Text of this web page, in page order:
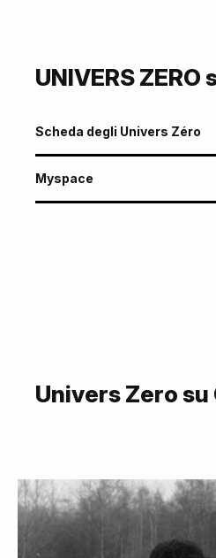
UNIVERS ZERO
Scheda degli Univers Zéro
Myspace
Univers Zero su